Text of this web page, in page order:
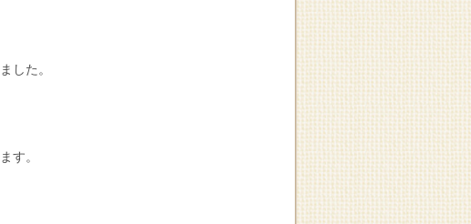
した。
す。